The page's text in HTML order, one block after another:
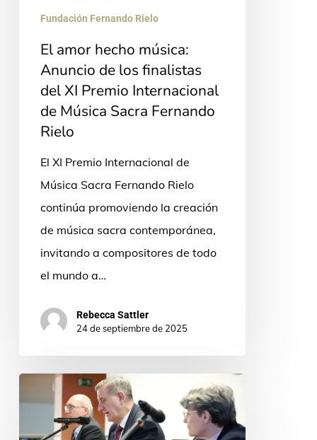
Premio
Internacional
Música
Sacra
Fernando
Rielo
Fundación Fernando Rielo
El amor hecho música:
Anuncio de los finalistas
del XI Premio Internacional
de Música Sacra Fernando
Rielo
El XI Premio Internacional de
Música Sacra Fernando Rielo
continúa promoviendo la creación
de música sacra contemporánea,
invitando a compositores de todo
el mundo a…
Rebecca Sattler
24 de septiembre de 2025
Descubrir
y
compartir